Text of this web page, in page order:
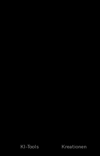
KI-Tools Kreationen